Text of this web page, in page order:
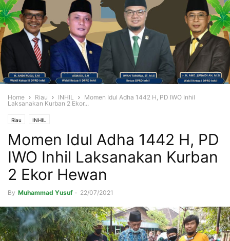
Home Riau INHIL
Momen Idul Adha 1442 H, PD IWO Inhil
Laksanakan Kurban 2 Ekor...
Riau INHIL
Momen Idul Adha 1442 H, PD
IWO Inhil Laksanakan Kurban
2 Ekor Hewan
By Muhammad Yusuf - 22/07/2021